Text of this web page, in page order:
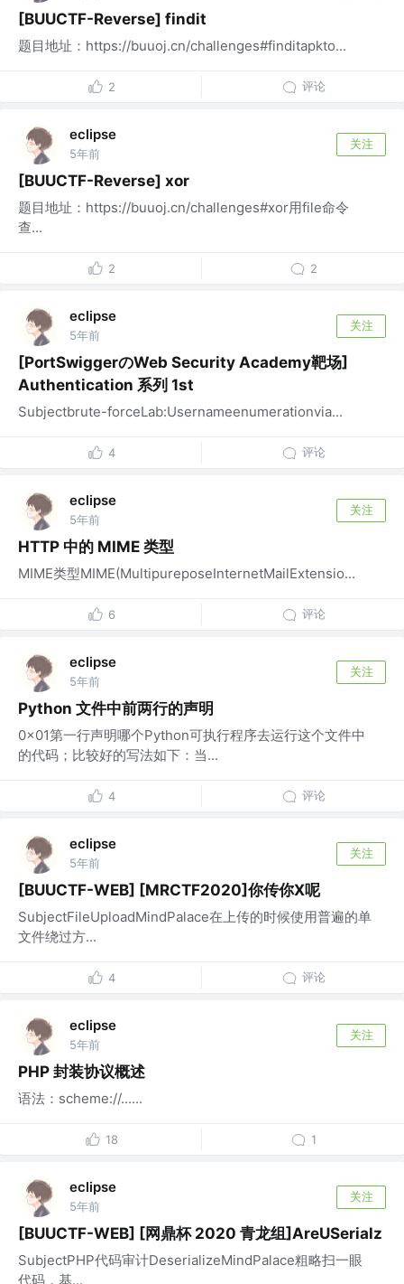
[BUUCTF-Reverse] findit
题目地址：https://buuoj.cn/challenges#finditapkto...
2 评论
eclipse
5年前
关注
[BUUCTF-Reverse] xor
题目地址：https://buuoj.cn/challenges#xor用file命令
查...
2 2
eclipse
5年前
关注
[PortSwiggerのWeb Security Academy靶场]
Authentication 系列 1st
Subjectbrute-forceLab:Usernameenumerationvia...
4 评论
eclipse
5年前
关注
HTTP 中的 MIME 类型
MIME类型MIME(MultipureposeInternetMailExtensio...
6 评论
eclipse
5年前
关注
Python 文件中前两行的声明
0x01第一行声明哪个Python可执行程序去运行这个文件中
的代码；比较好的写法如下：当...
4 评论
eclipse
5年前
关注
[BUUCTF-WEB] [MRCTF2020]你传你X呢
SubjectFileUploadMindPalace在上传的时候使用普遍的单
文件绕过方...
4 评论
eclipse
5年前
关注
PHP 封装协议概述
语法：scheme://......
18 1
eclipse
5年前
关注
[BUUCTF-WEB] [网鼎杯 2020 青龙组]AreUSerialz
SubjectPHP代码审计DeserializeMindPalace粗略扫一眼
代码，基...